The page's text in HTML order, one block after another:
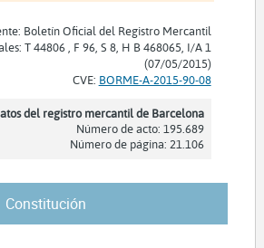
Boletín Oficial del Registro Mercantil
T 44806 , F 96, S 8, H B 468065, I/A 1
(07/05/2015)
CVE: BORME-A-2015-90-08
del registro mercantil de Barcelona
Número de acto: 195.689
Número de página: 21.106
Constitución